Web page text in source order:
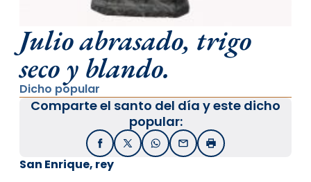
Julio abrasado, trigo
seco y blando.
Dicho popular
Comparte el santo del día y este dicho
popular:
FacebookX / TwitterWhatsApp
EmailImprimir
San Enrique, rey